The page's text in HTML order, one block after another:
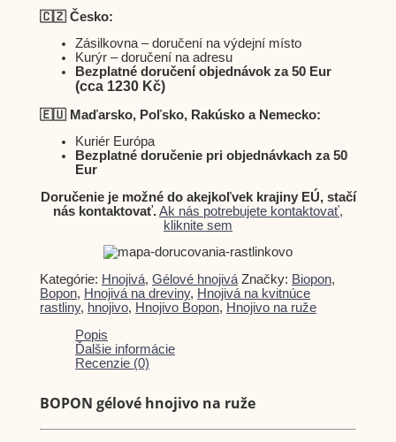
🇨🇿 Česko:
Zásilkovna – doručení na výdejní místo
Kurýr – doručení na adresu
Bezplatné doručení objednávok za 50 Eur
(cca 1230 Kč)
🇪🇺 Maďarsko, Poľsko, Rakúsko a Nemecko:
Kuriér Európa
Bezplatné doručenie pri objednávkach za 50
Eur
Doručenie je možné do akejkoľvek krajiny EÚ, stačí
nás kontaktovať.Ak nás potrebujete kontaktovať,
kliknite sem
Kategórie: Hnojivá,Gélové hnojivá Značky: Biopon,
Bopon, Hnojivá na dreviny, Hnojivá na kvitnúce
rastliny, hnojivo, Hnojivo Bopon, Hnojivo na ruže
Popis
Ďalšie informácie
Recenzie (0)
BOPON gélové hnojivo na ruže